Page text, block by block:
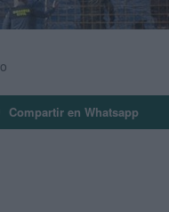
Compartir en Whatsapp